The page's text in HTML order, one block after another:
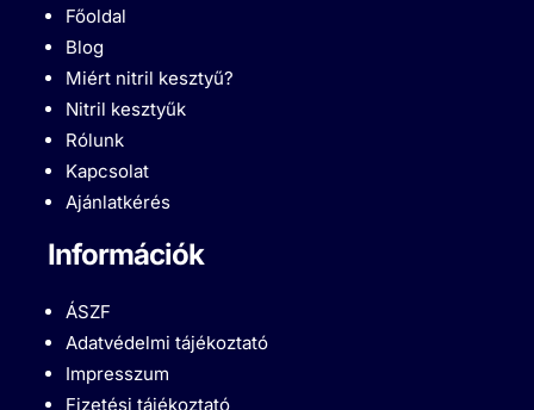
Főoldal
Blog
Miért nitril kesztyű?
Nitril kesztyűk
Rólunk
Kapcsolat
Ajánlatkérés
Információk
ÁSZF
Adatvédelmi tájékoztató
Impresszum
Fizetési tájékoztató